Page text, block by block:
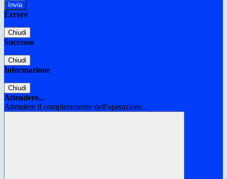
Errore
Chiudi
Successo
Chiudi
Informazione
Chiudi
Attendere...
Attendere il completamento dell'operazione...